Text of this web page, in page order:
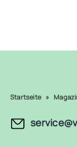
Startseite »